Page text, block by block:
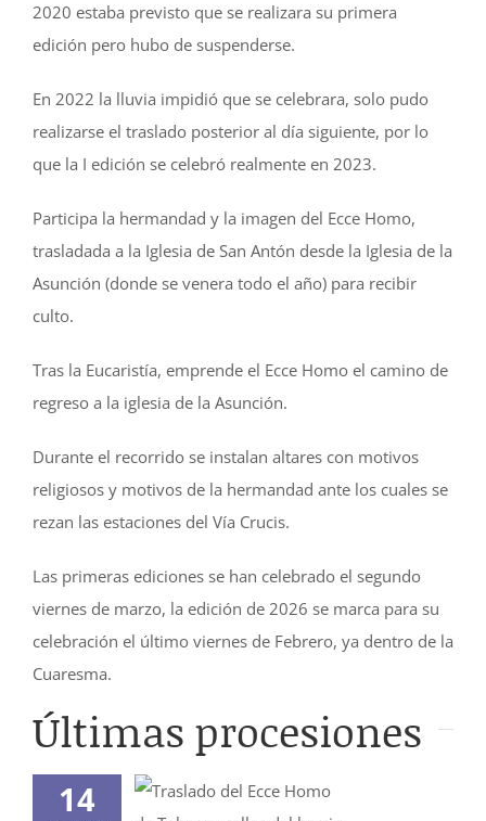
2020 estaba previsto que se realizara su primera
edición pero hubo de suspenderse.
En 2022 la lluvia impidió que se celebrara, solo pudo
realizarse el traslado posterior al día siguiente, por lo
que la I edición se celebró realmente en 2023.
Participa la hermandad y la imagen del Ecce Homo,
trasladada a la Iglesia de San Antón desde la Iglesia de la
Asunción (donde se venera todo el año) para recibir
culto.
Tras la Eucaristía, emprende el Ecce Homo el camino de
regreso a la iglesia de la Asunción.
Durante el recorrido se instalan altares con motivos
religiosos y motivos de la hermandad ante los cuales se
rezan las estaciones del Vía Crucis.
Las primeras ediciones se han celebrado el segundo
viernes de marzo, la edición de 2026 se marca para su
celebración el último viernes de Febrero, ya dentro de la
Cuaresma.
Últimas procesiones
14